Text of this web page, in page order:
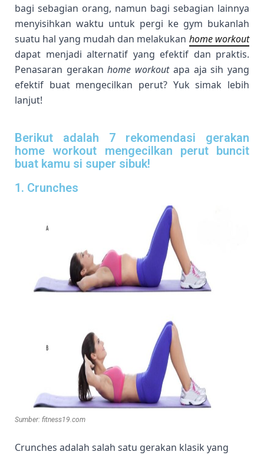
bagi sebagian orang, namun bagi sebagian lainnya
menyisihkan waktu untuk pergi ke gym bukanlah
suatu hal yang mudah dan melakukan home workout
dapat menjadi alternatif yang efektif dan praktis.
Penasaran gerakanhome workoutapa aja sih yang
efektif buat mengecilkan perut? Yuk simak lebih
lanjut!
Berikut adalah 7 rekomendasi gerakan
home workout mengecilkan perut buncit
buat kamu si super sibuk!
1. Crunches
Sumber: fitness19.com
Crunches adalah salah satu gerakan klasik yang